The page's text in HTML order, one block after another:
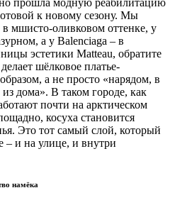
прошла модную реабилитацию
к новому сезону. Мы
в мшисто-оливковом оттенке, у
а у Balenciaga – в
эстетики Matteau, обратите
шёлковое платье-
а не просто «нарядом, в
дома». В таком городе, как
почти на арктическом
косуха становится
Это тот самый слой, который
– и на улице, и внутри
намёка